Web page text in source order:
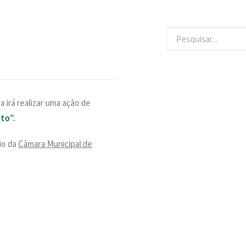
irá realizar uma ação de
da Câmara Municipal de